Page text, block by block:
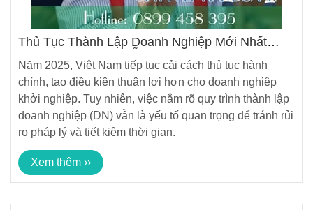
Thủ Tục Thành Lập Doanh Nghiệp Mới Nhất
Nghiệp
Năm 2025, Việt Nam tiếp tục cải cách thủ tục hành
chính, tạo điều kiện thuận lợi hơn cho doanh nghiệp
khởi nghiệp. Tuy nhiên, việc nắm rõ quy trình thành lập
doanh nghiệp (DN) vẫn là yếu tố quan trọng để tránh rủi
ro pháp lý và tiết kiệm thời gian.
Xem thêm ››